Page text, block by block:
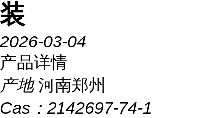
装
2026-03-04
产品详情
产地 河南郑州
Cas： 2142697-74-1